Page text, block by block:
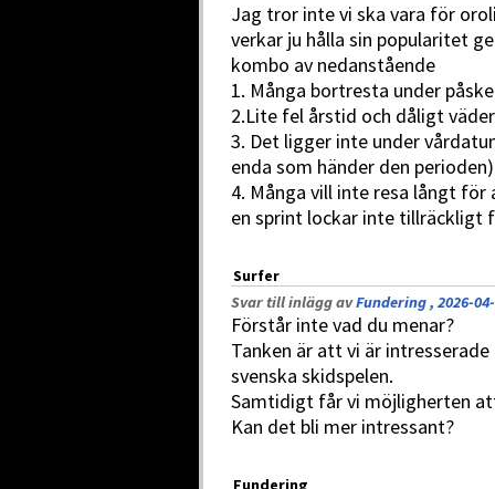
Jag tror inte vi ska vara för
verkar ju hålla sin popularitet
kombo av nedanstående
1. Många bortresta under
2.Lite fel årstid och dåligt väder
3. Det ligger inte under
enda som händer den perioden)
4. Många vill inte resa långt
en sprint lockar inte tillräckligt
Surfer
Svar till inlägg avFundering , 2026-
Förstår inte vad du menar?
Tanken är att vi är
svenska skidspelen.
Samtidigt får vi möjligherten
Kan det bli mer intressant?
Fundering